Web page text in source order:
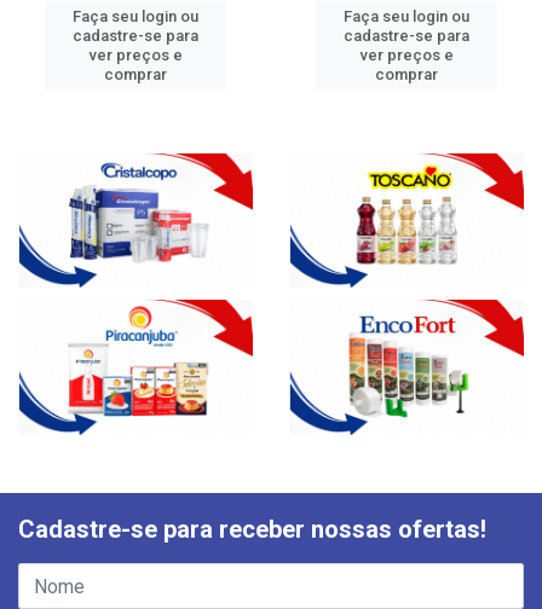
Faça seu login ou
cadastre-se para
ver preços e
comprar
Faça seu login ou
cadastre-se para
ver preços e
comprar
Cadastre-se para receber nossas ofertas!